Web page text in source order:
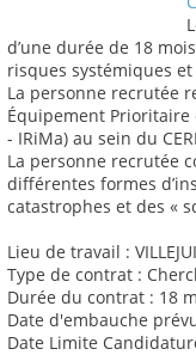
d’une durée de 18
risques systémiques
La personne recrutée
Équipement Prioritaire
- IRiMa) au sein du
La personne recrutée
différentes formes
catastrophes et des «
Lieu de travail :
Type de contrat :
Durée du contrat : 18
Date d'embauche
Date Limite